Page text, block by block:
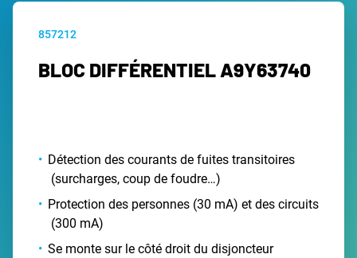
857212
BLOC DIFFÉRENTIEL A9Y63740
Détection des courants de fuites transitoires
(surcharges, coup de foudre…)
Protection des personnes (30 mA) et des circuits
(300 mA)
Se monte sur le côté droit du disjoncteur